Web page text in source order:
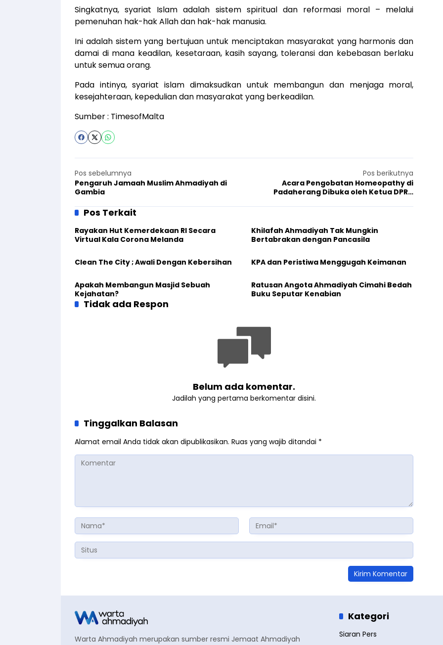
Singkatnya, syariat Islam adalah sistem spiritual dan reformasi moral – melalui
pemenuhan hak-hak Allah dan hak-hak manusia.
Ini adalah sistem yang bertujuan untuk menciptakan masyarakat yang harmonis dan
damai di mana keadilan, kesetaraan, kasih sayang, toleransi dan kebebasan berlaku
untuk semua orang.
Pada intinya, syariat islam dimaksudkan untuk membangun dan menjaga moral,
kesejahteraan, kepedulian dan masyarakat yang berkeadilan.
Sumber : TimesofMalta
Pos sebelumnya
Pengaruh Jamaah Muslim Ahmadiyah di
Gambia
Pos berikutnya
Acara Pengobatan Homeopathy di
Padaherang Dibuka oleh Ketua DPRD
Pos Terkait
Rayakan Hut Kemerdekaan RI Secara
Virtual Kala Corona Melanda
Khilafah Ahmadiyah Tak Mungkin
Bertabrakan dengan Pancasila
Clean The City ; Awali Dengan Kebersihan KPA dan Peristiwa Menggugah Keimanan
Apakah Membangun Masjid Sebuah
Kejahatan?
Ratusan Angota Ahmadiyah Cimahi Bedah
Buku Seputar Kenabian
Tidak ada Respon
Belum ada komentar.
Jadilah yang pertama berkomentar disini.
Tinggalkan Balasan
Alamat email Anda tidak akan dipublikasikan. Ruas yang wajib ditandai *
Warta Ahmadiyah merupakan sumber resmi Jemaat Ahmadiyah
Kategori
Siaran Pers